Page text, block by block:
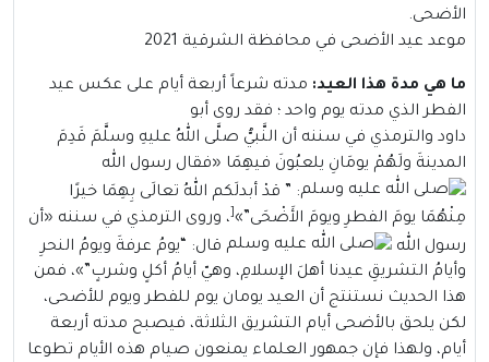
الأضحى.
موعد عيد الأضحى في محافظة الشرقية 2021
ما هي مدة هذا العيد: مدته شرعاً أربعة أيام على عكس عيد
الفطر الذي مدته يوم واحد ؛ فقد روى أبو
داود والترمذي في سننه أن النَّبيُّ صلَّى اللهُ عليهِ وسلَّمَ قَدِمَ
المدينةَ ولَهُمْ يومَانِ يلعبُونَ فيهِمَا «فقال رسول الله
: ” قدْ أبدلَكم اللهُ تعالَى بِهِمَا خيرًا
مِنْهُمَا يومَ الفطرِ ويومَ الأَضْحَى”» ، وروى الترمذي في سننه «أن
رسول الله
قال: “يومُ عرفةَ ويومُ النحرِ
وأيامُ التشريقِ عيدنا أهلَ الإسلامِ، وهيّ أيامُ أكلٍ وشربٍ”»، فمن
هذا الحديث نستنتج أن العيد يومان يوم للفطر ويوم للأضحى،
لكن يلحق بالأضحى أيام التشريق الثلاثة، فيصبح مدته أربعة
أيام، ولهذا فإن جمهور العلماء يمنعون صيام هذه الأيام تطوعا